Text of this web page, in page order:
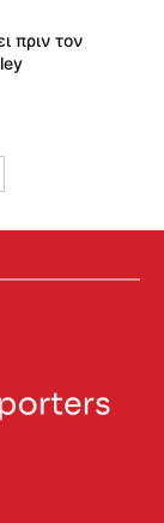
πριν τον